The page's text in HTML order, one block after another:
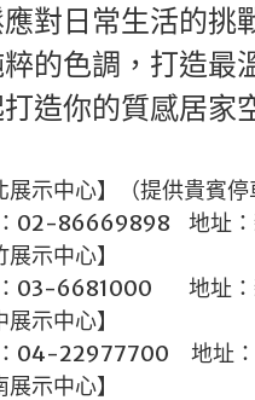
挑戰，讓
最溫暖
居家空間
供貴賓停車
地址：新
】
新竹縣竹北
】
：台中市北
】